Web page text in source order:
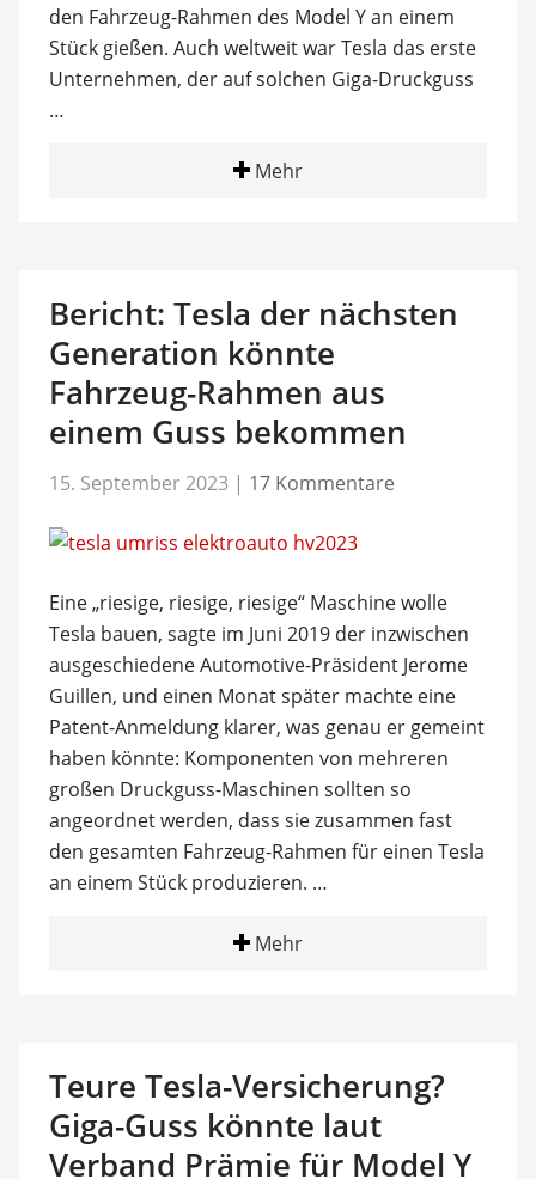
den Fahrzeug-Rahmen des Model Y an einem
Stück gießen. Auch weltweit war Tesla das erste
Unternehmen, der auf solchen Giga-Druckguss
…
Mehr
Bericht: Tesla der nächsten
Generation könnte
Fahrzeug-Rahmen aus
einem Guss bekommen
15. September 2023 | 17 Kommentare
Eine „riesige, riesige, riesige“ Maschine wolle
Tesla bauen, sagte im Juni 2019 der inzwischen
ausgeschiedene Automotive-Präsident Jerome
Guillen, und einen Monat später machte eine
Patent-Anmeldung klarer, was genau er gemeint
haben könnte: Komponenten von mehreren
großen Druckguss-Maschinen sollten so
angeordnet werden, dass sie zusammen fast
den gesamten Fahrzeug-Rahmen für einen Tesla
an einem Stück produzieren. …
Mehr
Teure Tesla-Versicherung?
Giga-Guss könnte laut
Verband Prämie für Model Y